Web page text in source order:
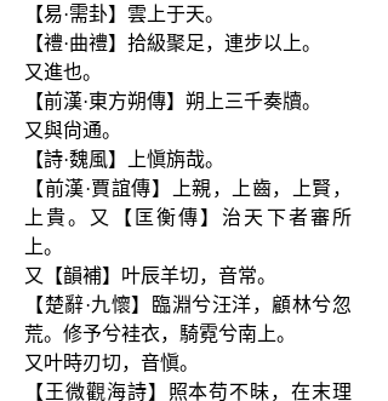
【易·需卦】雲上于天。
【禮·曲禮】拾級聚足，連步以上。
又進也。
【前漢·東方朔傳】朔上三千奏牘。
又與尙通。
【詩·魏風】上愼旃哉。
【前漢·賈誼傳】上親，上齒，上賢，
上貴。又【匡衡傳】治天下者審所
上。
又【韻補】叶辰羊切，音常。
【楚辭·九懷】臨淵兮汪洋，顧林兮忽
荒。修予兮袿衣，騎霓兮南上。
又叶時刃切，音愼。
【王微觀海詩】照本苟不昧，在末理